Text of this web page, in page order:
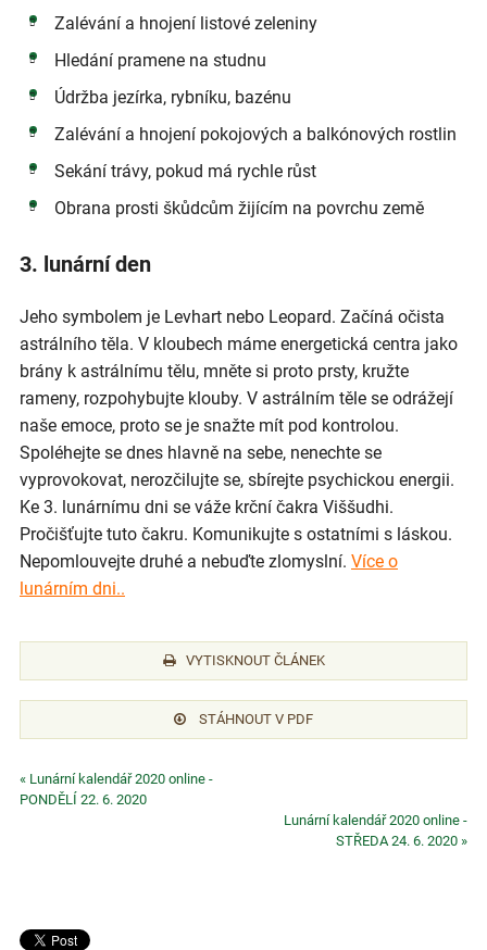
Zalévání a hnojení listové zeleniny
Hledání pramene na studnu
Údržba jezírka, rybníku, bazénu
Zalévání a hnojení pokojových a balkónových rostlin
Sekání trávy, pokud má rychle růst
Obrana prosti škůdcům žijícím na povrchu země
3. lunární den
Jeho symbolem je Levhart nebo Leopard. Začíná očista
astrálního těla. V kloubech máme energetická centra jako
brány k astrálnímu tělu, mněte si proto prsty, kružte
rameny, rozpohybujte klouby. V astrálním těle se odrážejí
naše emoce, proto se je snažte mít pod kontrolou.
Spoléhejte se dnes hlavně na sebe, nenechte se
vyprovokovat, nerozčilujte se, sbírejte psychickou energii.
Ke 3. lunárnímu dni se váže krční čakra Viššudhi.
Pročišťujte tuto čakru. Komunikujte s ostatními s láskou.
Nepomlouvejte druhé a nebuďte zlomyslní. Více o
lunárním dni..
VYTISKNOUT ČLÁNEK
STÁHNOUT V PDF
« Lunární kalendář 2020 online -
PONDĚLÍ 22. 6. 2020
Lunární kalendář 2020 online -
STŘEDA 24. 6. 2020 »